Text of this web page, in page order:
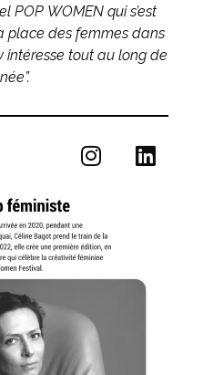
POP WOMENqui s’est
place des femmes dans
intéresse tout au long de